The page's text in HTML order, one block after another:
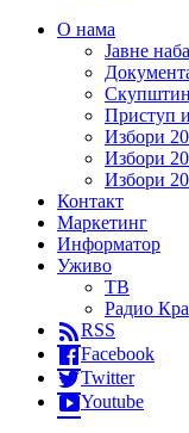
О нама
Јавне
Приступ
Избори
Избори
Избори
Контакт
Маркетинг
Информатор
Уживо
ТВ
Радио
RSS
Facebook
Twitter
Youtube